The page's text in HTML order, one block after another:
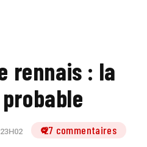
rennais : la
27 commentaires